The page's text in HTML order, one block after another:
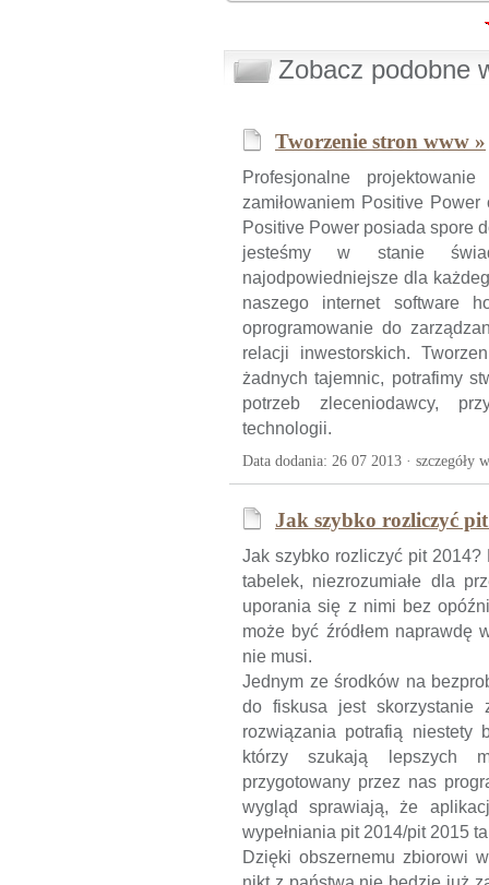
Zobacz podobne
Tworzenie stron www »
Profesjonalne
zamiłowaniem Positive
Positive Power posiada spore
jesteśmy w stanie
najodpowiedniejsze dla
naszego internet software
oprogramowanie do
relacji inwestorskich.
żadnych tajemnic, potrafimy
potrzeb zleceniodawcy,
technologii.
Data dodania: 26 07 2013 · szczegóły
Jak szybko rozliczyć
Jak szybko rozliczyć pit
tabelek, niezrozumiałe dla
uporania się z nimi bez
może być źródłem
nie musi.
Jednym ze środków na
do fiskusa jest skorzystanie
rozwiązania potrafią niestety
którzy szukają lepszych
przygotowany przez nas
wygląd sprawiają, że
wypełniania pit 2014/pit 2015
Dzięki obszernemu zbiorowi